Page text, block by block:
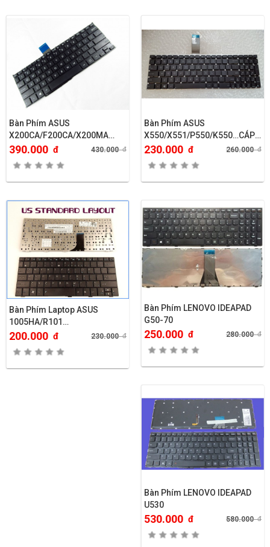
Bàn Phím ASUS
X200CA/F200CA/X200MA…
390.000 đ 430.000đ
Bàn Phím ASUS
X550/X551/P550/K550…CÁP
DÀI
230.000 đ 260.000đ
Bàn Phím Laptop ASUS
1005HA/R101…
200.000 đ 230.000đ
Bàn Phím LENOVO IDEAPAD
G50-70
250.000 đ 280.000đ
Bàn Phím LENOVO IDEAPAD
U530
530.000 đ 580.000đ